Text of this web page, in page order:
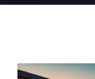
Ingrandisci